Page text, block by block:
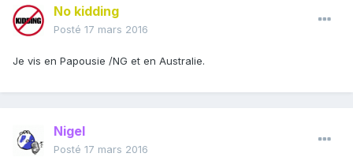
No kidding
Posté 17 mars 2016
Je vis en Papousie /NG et en Australie.
Nigel
Posté 17 mars 2016